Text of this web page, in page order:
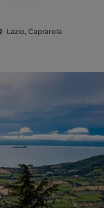
Lazio, Caprarola